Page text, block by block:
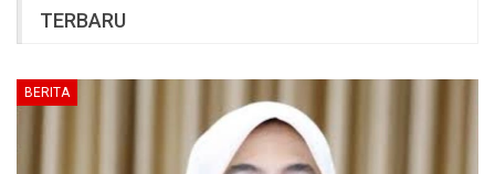
TERBARU
BERITA